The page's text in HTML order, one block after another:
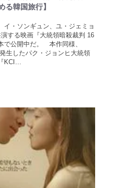
る韓国旅行】
イ・ソンギュン、ユ・ジェミョ
する映画『大統領暗殺裁判 16
で公開中だ。 本作同様、
生したパク・ジョンヒ大統領
KCI…